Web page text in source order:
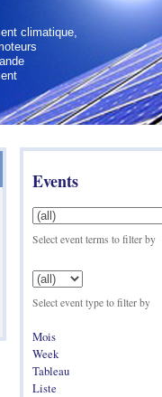
climatique,
sur les
Events
Select event terms to filter by
Select event type to filter by
Mois
Week
Tableau
Liste